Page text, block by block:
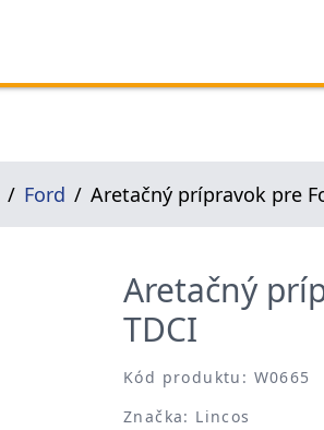
Ford Aretačný prípravok pre
Aretačný
TDCI
Kód produktu: W0665
Značka: Lincos